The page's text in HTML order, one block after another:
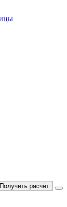
Получить расчёт